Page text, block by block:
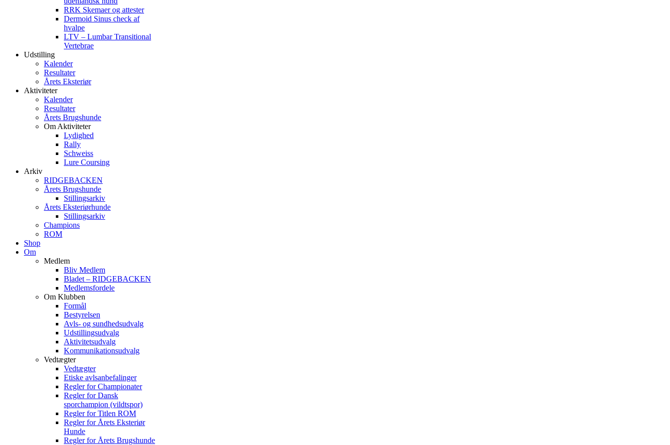
RRK Skemaer og attester
Dermoid Sinus check af
hvalpe
LTV – Lumbar Transitional
Vertebrae
Udstilling
Kalender
Resultater
Årets Eksteriør
Aktiviteter
Kalender
Resultater
Årets Brugshunde
Om Aktiviteter
Lydighed
Rally
Schweiss
Lure Coursing
Arkiv
RIDGEBACKEN
Årets Brugshunde
Stillingsarkiv
Årets Eksteriørhunde
Stillingsarkiv
Champions
ROM
Shop
Om
Medlem
Bliv Medlem
Bladet – RIDGEBACKEN
Medlemsfordele
Om Klubben
Formål
Bestyrelsen
Avls- og sundhedsudvalg
Udstillingsudvalg
Aktivitetsudvalg
Kommunikationsudvalg
Vedtægter
Vedtægter
Etiske avlsanbefalinger
Regler for Championater
Regler for Dansk
sporchampion (vildtspor)
Regler for Titlen ROM
Regler for Årets Eksteriør
Hunde
Regler for Årets Brugshunde